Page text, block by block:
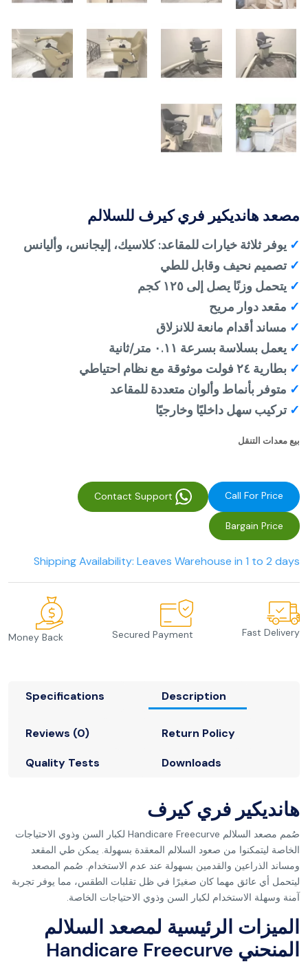
مصعد هانديكير فري كيرف للسلالم
✓ يوفر ثلاثة خيارات للمقاعد: كلاسيك، إليجانس، وأليانس
✓ تصميم نحيف وقابل للطي
✓ يتحمل وزنًا يصل إلى ١٢٥ كجم
✓ مقعد دوار مريح
✓ مساند أقدام مانعة للانزلاق
✓ يعمل بسلاسة بسرعة ٠.١١ متر/ثانية
✓ بطارية ٢٤ فولت موثوقة مع نظام احتياطي
✓ متوفر بأنماط وألوان متعددة للمقاعد
✓ تركيب سهل داخليًا وخارجيًا
بيع معدات التنقل
Call For Price
Bargain Price
Shipping Availability: Leaves Warehouse in 1 to 2 days
Fast Delivery
Secured Payment
Money Back
Description
Specifications
Return Policy
Reviews (0)
Downloads
Quality Tests
هانديكير فري كيرف
صُمم مصعد السلالم Handicare Freecurve لكبار السن وذوي الاحتياجات
الخاصة ليتمكنوا من صعود السلالم المعقدة بسهولة. يمكن طي المقعد
ومساند الذراعين والقدمين بسهولة عند عدم الاستخدام. صُمم المصعد
ليتحمل أي عائق مهما كان صغيرًا في ظل تقلبات الطقس، مما يوفر تجربة
آمنة وسهلة الاستخدام لكبار السن وذوي الاحتياجات الخاصة.
الميزات الرئيسية لمصعد السلالم
المنحني Handicare Freecurve